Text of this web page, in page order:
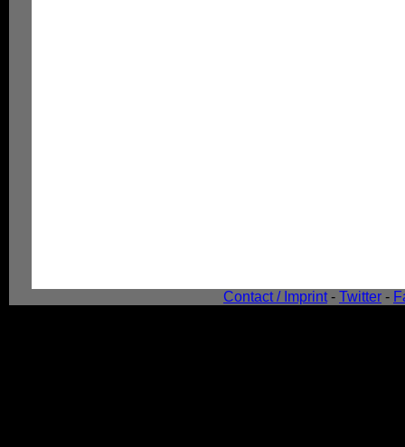
Contact / Imprint- Twitter -